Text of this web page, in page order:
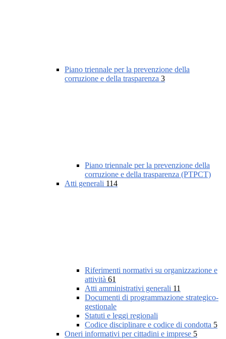
Piano triennale per la prevenzione della
corruzione e della trasparenza 3
Piano triennale per la prevenzione della
corruzione e della trasparenza (PTPCT)
Atti generali 114
Riferimenti normativi su organizzazione e
attività 61
Atti amministrativi generali 11
Documenti di programmazione strategico-
gestionale
Statuti e leggi regionali
Codice disciplinare e codice di condotta 5
Oneri informativi per cittadini e imprese 5